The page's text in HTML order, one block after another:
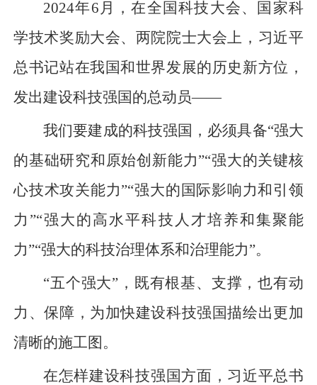
2024年6月，在全国科技大会、国家科
学技术奖励大会、两院院士大会上，习近平
总书记站在我国和世界发展的历史新方位，
发出建设科技强国的总动员——
我们要建成的科技强国，必须具备“强大
的基础研究和原始创新能力”“强大的关键核
心技术攻关能力”“强大的国际影响力和引领
力”“强大的高水平科技人才培养和集聚能
力”“强大的科技治理体系和治理能力”。
“五个强大”，既有根基、支撑，也有动
力、保障，为加快建设科技强国描绘出更加
清晰的施工图。
在怎样建设科技强国方面，习近平总书